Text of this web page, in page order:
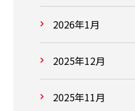
2026年1月
2025年12月
2025年11月